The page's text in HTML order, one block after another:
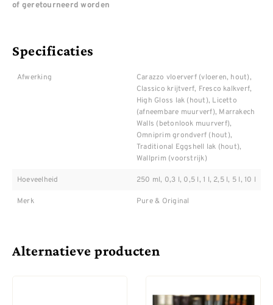
of geretourneerd worden
Specificaties
Afwerking
Carazzo vloerverf (vloeren, hout),
Classico krijtverf, Fresco kalkverf,
High Gloss lak (hout), Licetto
(afneembare muurverf), Marrakech
Walls (betonlook muurverf),
Omniprim grondverf (hout),
Traditional Eggshell lak (hout),
Wallprim (voorstrijk)
Hoeveelheid 250 ml, 0,3 l, 0,5 l, 1 l, 2,5 l, 5 l, 10 l
Merk Pure & Original
Alternatieve producten